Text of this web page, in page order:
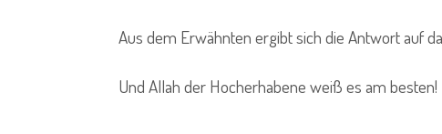
Aus dem Erwähnten ergibt sich die Antwort auf
Und Allah der Hocherhabene weiß es am besten!